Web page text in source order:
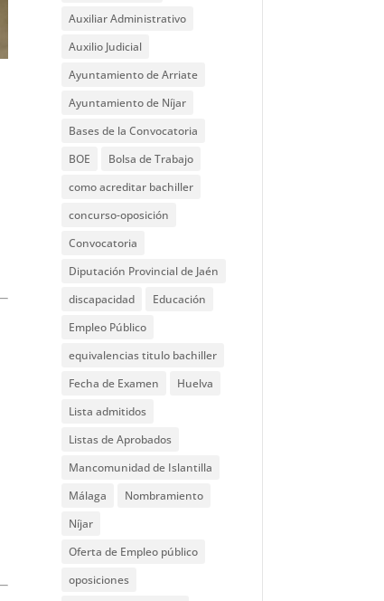
Auxiliar Administrativo
Auxilio Judicial
Ayuntamiento de Arriate
Ayuntamiento de Níjar
Bases de la Convocatoria
BOE
Bolsa de Trabajo
como acreditar bachiller
concurso-oposición
Convocatoria
Diputación Provincial de Jaén
discapacidad
Educación
Empleo Público
equivalencias titulo bachiller
Fecha de Examen
Huelva
Lista admitidos
Listas de Aprobados
Mancomunidad de Islantilla
Málaga
Nombramiento
Níjar
Oferta de Empleo público
oposiciones